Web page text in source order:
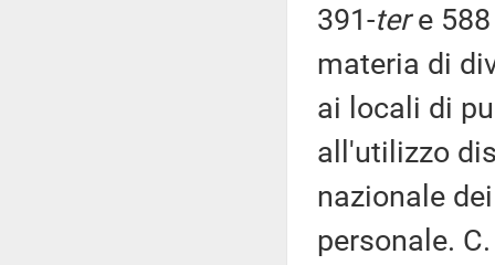
391-tere 588
materia di
ai locali di
all'utilizzo
nazionale
personale.